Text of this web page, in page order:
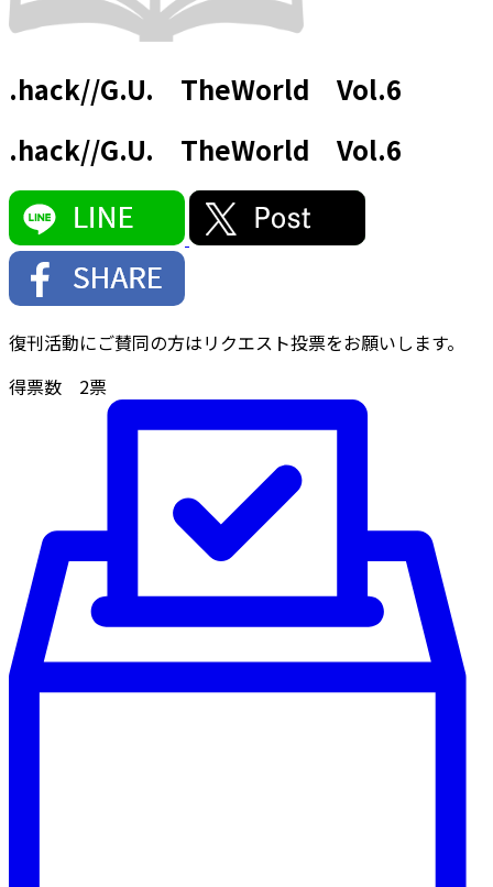
.hack//G.U. TheWorld Vol.6
.hack//G.U. TheWorld Vol.6
復刊活動にご賛同の方はリクエスト投票をお願いします。
得票数 2票